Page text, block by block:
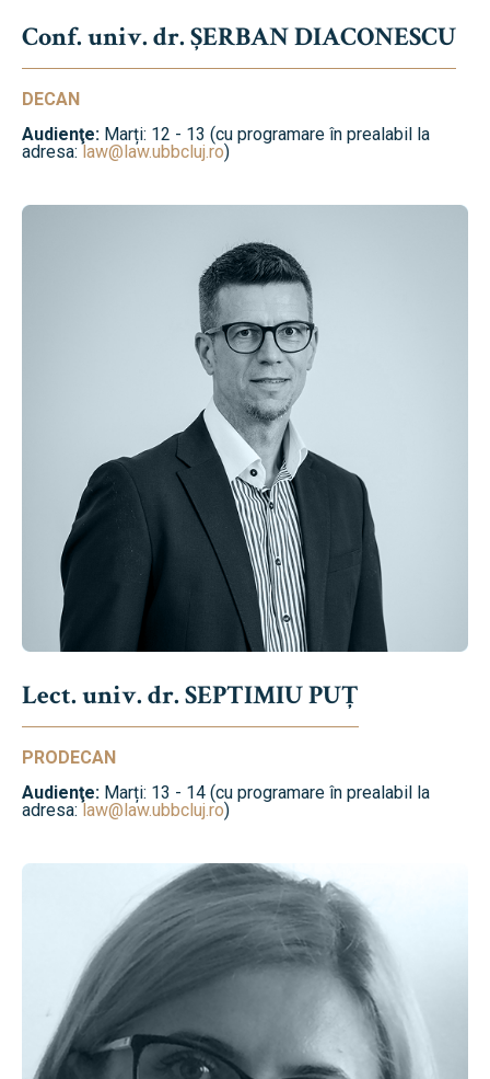
Conf. univ. dr. ȘERBAN DIACONESCU
DECAN
Audienţe: Marți: 12 - 13 (cu programare în prealabil la
adresa:law@law.ubbcluj.ro)
Lect. univ. dr. SEPTIMIU PUȚ
PRODECAN
Audienţe: Marți: 13 - 14 (cu programare în prealabil la
adresa:law@law.ubbcluj.ro)